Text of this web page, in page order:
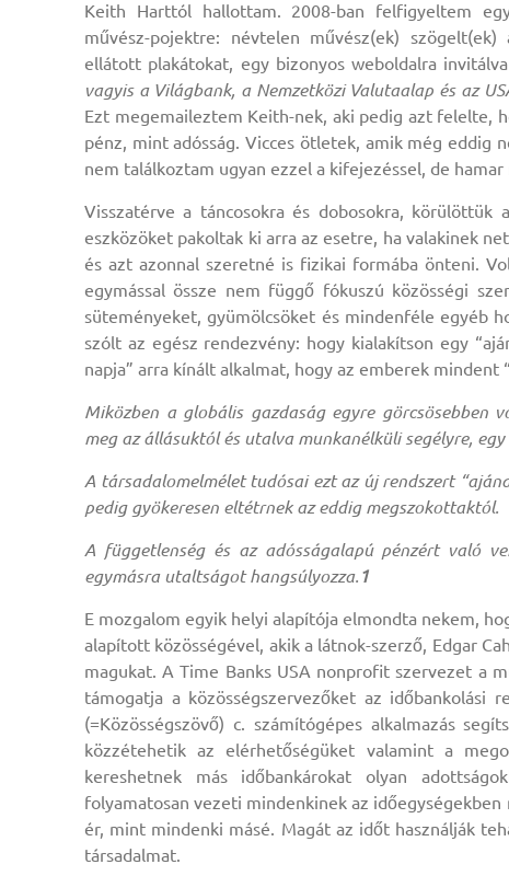
Keith Harttól hallottam. 2008-ban felfigyeltem
művész-pojektre: névtelen művész(ek) szögelt(ek)
ellátott plakátokat, egy bizonyos weboldalra
vagyis a Világbank, a Nemzetközi Valutaalap és az
Ezt megemaileztem Keith-nek, aki pedig azt felelte,
pénz, mint adósság. Vicces ötletek, amik még eddig
nem találkoztam ugyan ezzel a kifejezéssel, de
Visszatérve a táncosokra és dobosokra,
eszközöket pakoltak ki arra az esetre, ha valakinek
és azt azonnal szeretné is fizikai formába önteni.
egymással össze nem függő fókuszú közösségi
süteményeket, gyümölcsöket és mindenféle egyéb
szólt az egész rendezvény: hogy kialakítson egy
napja” arra kínált alkalmat, hogy az emberek mindent
Miközben a globális gazdaság egyre görcsösebben
meg az állásuktól és utalva munkanélküli segélyre,
A társadalomelmélet tudósai ezt az új rendszert
pedig gyökeresen eltétrnek az eddig megszokottaktól.
A függetlenség és az adósságalapú pénzért való
egymásra utaltságot hangsúlyozza. 1
E mozgalom egyik helyi alapítója elmondta nekem,
alapított közösségével, akik a látnok-szerző, Edgar
magukat. A Time Banks USA nonprofit szervezet a
támogatja a közösségszervezőket az időbankolási
(=Közösségszövő) c. számítógépes alkalmazás
közzétehetik az elérhetőségüket valamint a
kereshetnek más időbankárokat olyan
folyamatosan vezeti mindenkinek az
ér, mint mindenki másé. Magát az időt használják
társadalmat.